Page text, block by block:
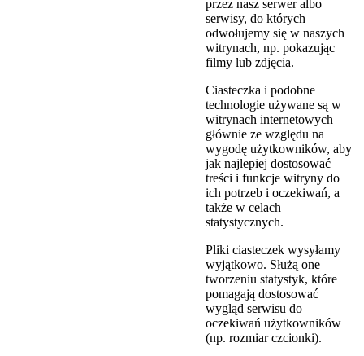
przez nasz serwer albo
serwisy, do których
odwołujemy się w naszych
witrynach, np. pokazując
filmy lub zdjęcia.
Ciasteczka i podobne
technologie używane są w
witrynach internetowych
głównie ze względu na
wygodę użytkowników, aby
jak najlepiej dostosować
treści i funkcje witryny do
ich potrzeb i oczekiwań, a
także w celach
statystycznych.
Pliki ciasteczek wysyłamy
wyjątkowo. Służą one
tworzeniu statystyk, które
pomagają dostosować
wygląd serwisu do
oczekiwań użytkowników
(np. rozmiar czcionki).